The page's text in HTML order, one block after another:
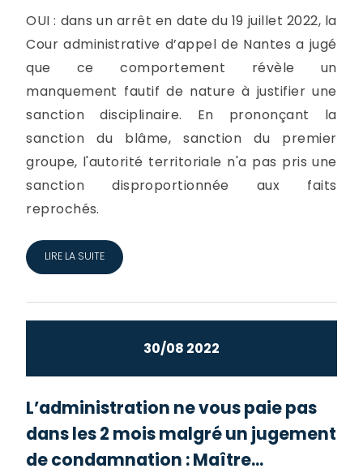
OUI : dans un arrêt en date du 19 juillet 2022, la
Cour administrative d’appel de Nantes a jugé
que ce comportement révèle un
manquement fautif de nature à justifier une
sanction disciplinaire. En prononçant la
sanction du blâme, sanction du premier
groupe, l'autorité territoriale n'a pas pris une
sanction disproportionnée aux faits
reprochés.
LIRE LA SUITE
30/08 2022
L’administration ne vous paie pas
dans les 2 mois malgré un jugement
de condamnation : Maître...